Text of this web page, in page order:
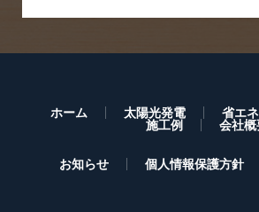
ホーム 太陽光発電 省エネ
施工例
会社概
お知らせ 個人情報保護方針